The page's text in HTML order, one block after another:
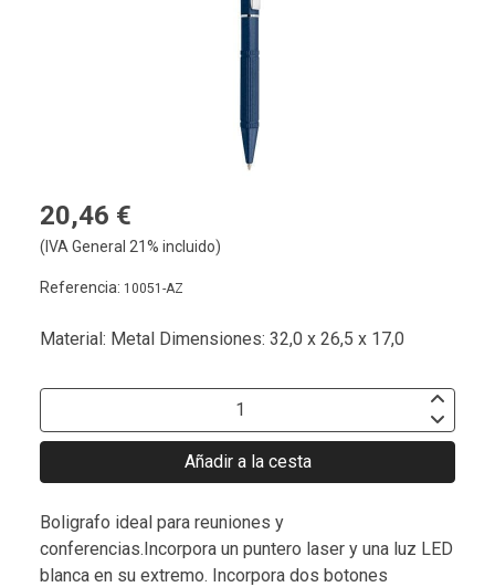
20,46 €
(IVA General 21% incluido)
Referencia: 10051-AZ
Material: Metal Dimensiones: 32,0 x 26,5 x 17,0
Añadir a la cesta
Boligrafo ideal para reuniones y
conferencias.Incorpora un puntero laser y una luz LED
blanca en su extremo. Incorpora dos botones